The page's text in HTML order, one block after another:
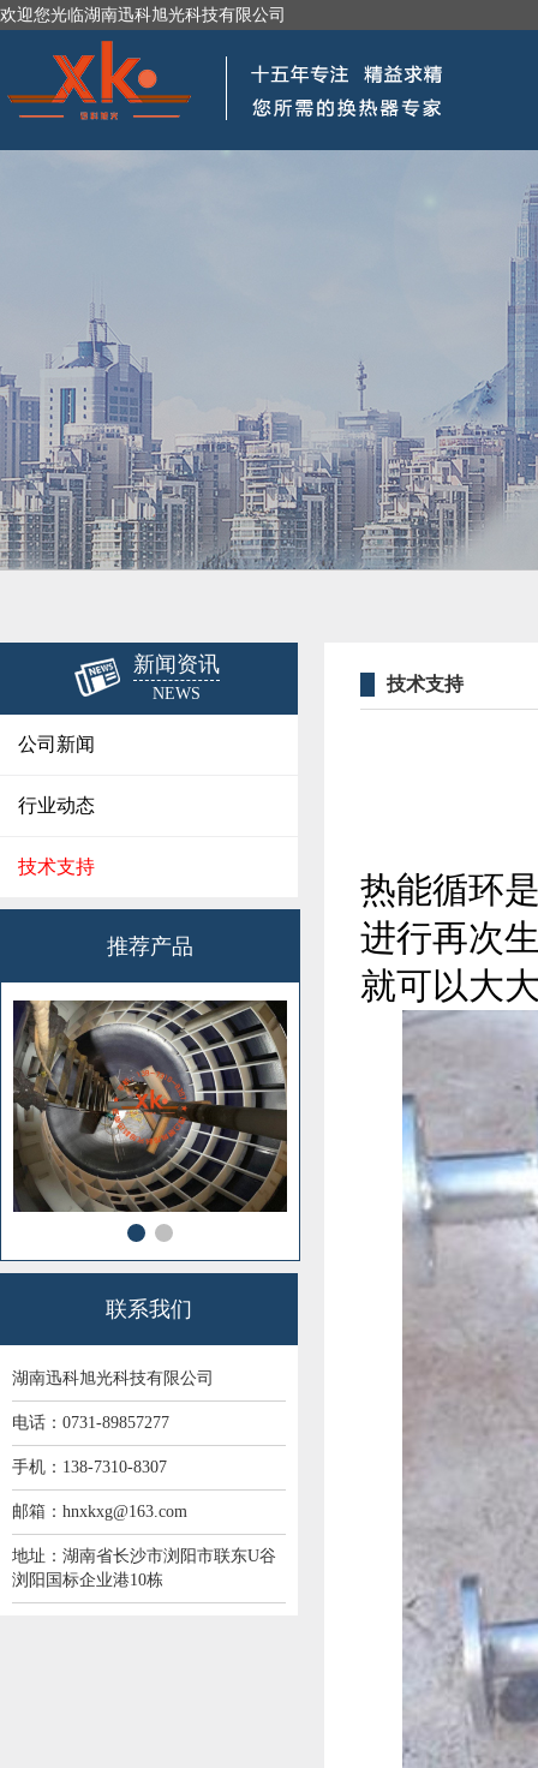
欢迎您光临湖南迅科旭光科技有限公司
新闻资讯
NEWS
公司新闻
行业动态
技术支持
推荐产品
联系我们
湖南迅科旭光科技有限公司
电话：0731-89857277
手机：138-7310-8307
邮箱：hnxkxg@163.com
地址：湖南省长沙市浏阳市联东U谷
浏阳国标企业港10栋
技术支持
热能循环
进行再次
就可以大